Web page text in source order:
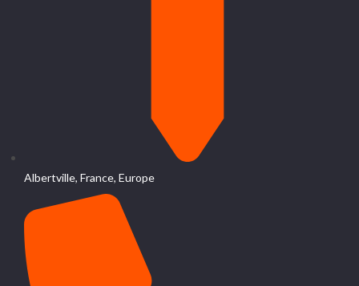
Albertville, France, Europe